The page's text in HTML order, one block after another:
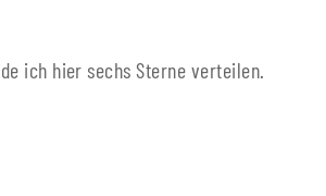
ich hier sechs Sterne verteilen.